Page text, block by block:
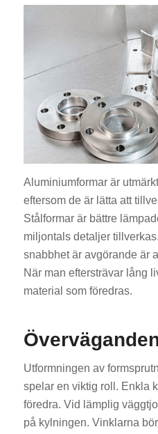
Aluminiumformar är
eftersom de är lätta att
Stålformar är bättre
miljontals detaljer
snabbhet är avgörande är
När man eftersträvar lång
material som föredras.
Utformningen av
spelar en viktig roll. Enkla
föredra. Vid lämplig
på kylningen. Vinklarna